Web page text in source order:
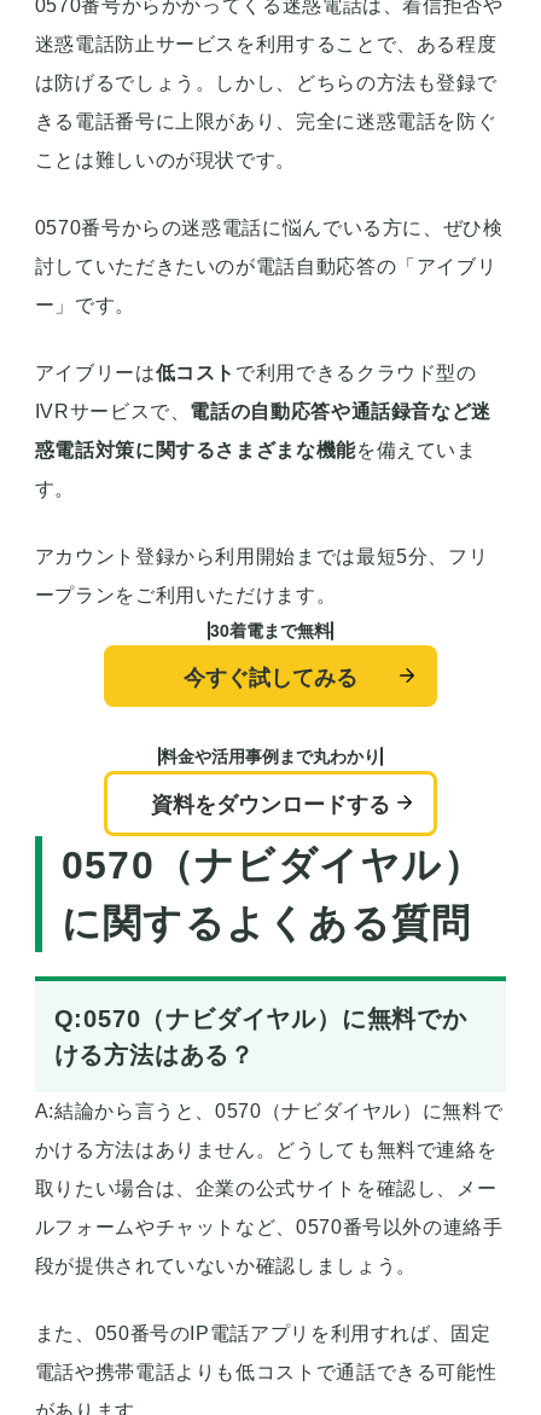
0570番号からかかってくる迷惑電話は、着信拒否や
迷惑電話防止サービスを利用することで、ある程度
は防げるでしょう。しかし、どちらの方法も登録で
きる電話番号に上限があり、完全に迷惑電話を防ぐ
ことは難しいのが現状です。
0570番号からの迷惑電話に悩んでいる方に、ぜひ検
討していただきたいのが電話自動応答の「アイブリ
ー」です。
アイブリーは低コスト で利用できるクラウド型の
IVRサービスで、 電話の自動応答や通話録音など迷
惑電話対策に関するさまざまな機能を備えていま
す。
アカウント登録から利用開始までは最短5分、フリ
ープランをご利用いただけます。
30着電まで無料
今すぐ試してみる
料金や活用事例まで丸わかり
資料をダウンロードする
0570（ナビダイヤル）
に関するよくある質問
Q:0570（ナビダイヤル）に無料でか
ける方法はある？
A:結論から言うと、0570（ナビダイヤル）に無料で
かける方法はありません。どうしても無料で連絡を
取りたい場合は、企業の公式サイトを確認し、メー
ルフォームやチャットなど、0570番号以外の連絡手
段が提供されていないか確認しましょう。
また、050番号のIP電話アプリを利用すれば、固定
電話や携帯電話よりも低コストで通話できる可能性